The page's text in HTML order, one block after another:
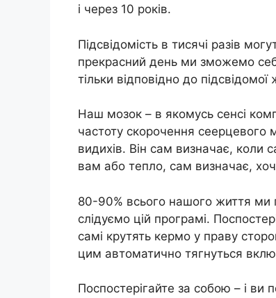
і через 10 років.
Підсвідомість в тисячі разів
прекрасний день ми зможемо
тільки відповідно до
Наш мозок – в якомусь сенсі
частоту скорочення сеepцевого
видихів. Він сам визначає, коли
вам або тепло, сам визначає,
80-90% всього нашого життя ми
слідуємо цій програмі.
самі крутять кермо у праву
цим автоматично тягнуться
Поспостерігайте за собою – і ви